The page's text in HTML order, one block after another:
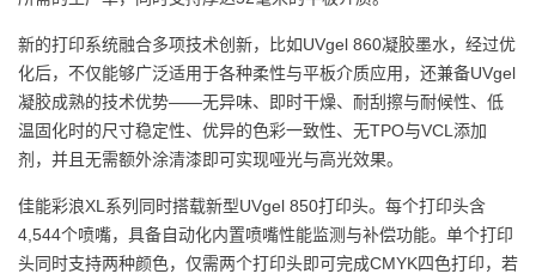
新的打印系统融合多项技术创新，比如UVgel 860凝胶墨水，经过优
化后，不仅能够广泛适用于各种柔性与平板介质应用，还兼备UVgel
凝胶成熟的技术优势——无异味、即时干燥、耐刮擦与耐候性、低
温固化时的尺寸稳定性、优异的色彩一致性、无TPO与VCL添加
剂，并且无需额外涂清漆即可实现哑光与高光效果。
佳能彩浪XL系列同时搭载新型UVgel 850打印头。每个打印头含
4,544个喷嘴，具备自动化内置喷嘴性能监测与补偿功能。单个打印
头同时支持两种颜色，仅需两个打印头即可完成CMYK四色打印，若